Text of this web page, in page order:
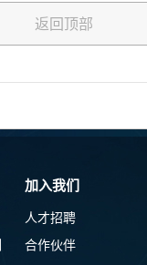
返回顶部
加入我们
人才招聘
合作伙伴